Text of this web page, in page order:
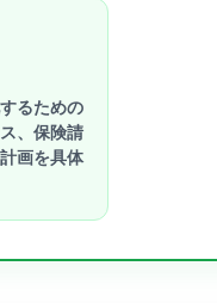
るための
、保険請
画を具体